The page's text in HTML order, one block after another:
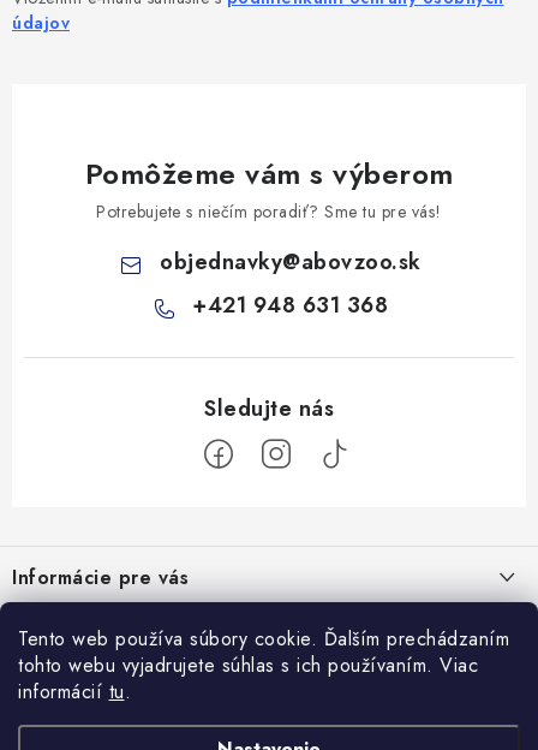
Tento web používa súbory cookie. Ďalším prechádzaním
tohto webu vyjadrujete súhlas s ich používaním. Viac
informácií tu.
údajov
Pomôžeme vám s výberom
Potrebujete s niečím poradiť? Sme tu pre vás!
objednavky@abovzoo.sk
+421 948 631 368
p
ä
Informácie pre vás
Podmienky ochrany osobných údajov
Prijímame online platby
Blog